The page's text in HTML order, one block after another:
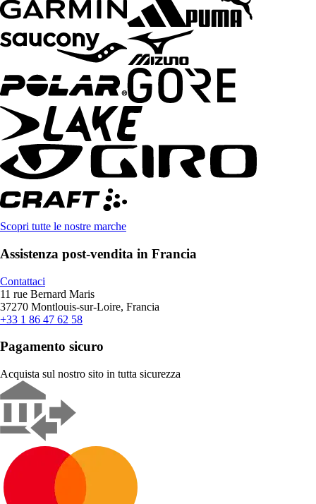
Scopri tutte le nostre marche
Assistenza post-vendita in Francia
Contattaci
11 rue Bernard Maris
37270 Montlouis-sur-Loire, Francia
+33 1 86 47 62 58
Pagamento sicuro
Acquista sul nostro sito in tutta sicurezza